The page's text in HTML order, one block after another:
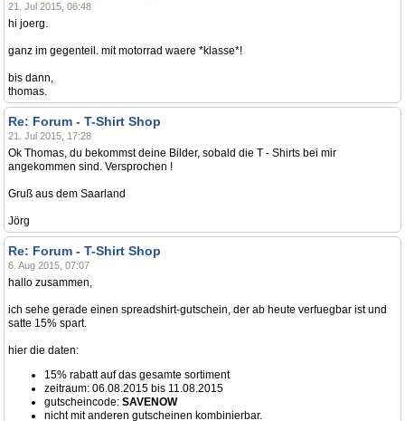
21. Jul 2015, 06:48
hi joerg.
ganz im gegenteil. mit motorrad waere *klasse*!
bis dann,
thomas.
Re: Forum - T-Shirt Shop
21. Jul 2015, 17:28
Ok Thomas, du bekommst deine Bilder, sobald die T - Shirts bei mir
angekommen sind. Versprochen !
Gruß aus dem Saarland
Jörg
Re: Forum - T-Shirt Shop
6. Aug 2015, 07:07
hallo zusammen,
ich sehe gerade einen spreadshirt-gutschein, der ab heute verfuegbar ist und
satte 15% spart.
hier die daten:
15% rabatt auf das gesamte sortiment
zeitraum: 06.08.2015 bis 11.08.2015
gutscheincode: SAVENOW
nicht mit anderen gutscheinen kombinierbar.